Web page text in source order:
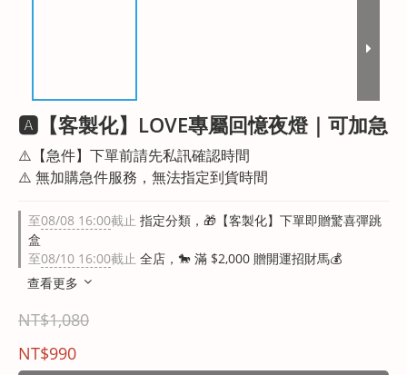
🅰︎【客製化】LOVE專屬回憶夜燈｜可加急
⚠️【急件】下單前請先私訊確認時間
⚠️ 無加購急件服務，無法指定到貨時間
至08/08 16:00截止 指定分類，🎁【客製化】下單即贈驚喜彈跳
盒
至08/10 16:00截止 全店，🐎 滿 $2,000 贈開運招財馬💰
查看更多
NT$1,080
NT$990